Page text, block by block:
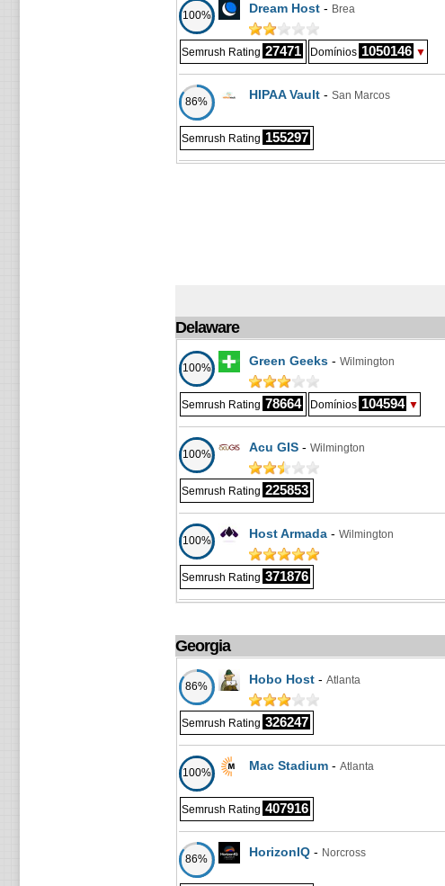
100% Dream Host- Brea
Semrush Rating 27471 Domínios 1050146 ▼
86% HIPAA Vault- San Marcos
Semrush Rating 155297
Delaware
100% Green Geeks- Wilmington
Semrush Rating 78664 Domínios 104594 ▼
100% Acu GIS- Wilmington
Semrush Rating 225853
100% Host Armada- Wilmington
Semrush Rating 371876
Georgia
86% Hobo Host- Atlanta
Semrush Rating 326247
100% Mac Stadium- Atlanta
Semrush Rating 407916
86% HorizonIQ- Norcross